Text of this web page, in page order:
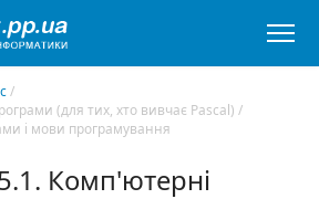
/
(для тих, хто вивчає Pascal) /
і мови програмування
Комп'ютерні